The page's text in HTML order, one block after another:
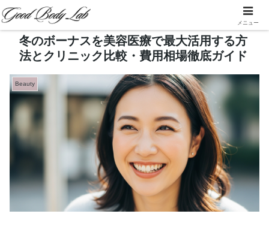
冬のボーナスを美容医療で最大活用する方
法とクリニック比較・費用相場徹底ガイド
Beauty
メニュー